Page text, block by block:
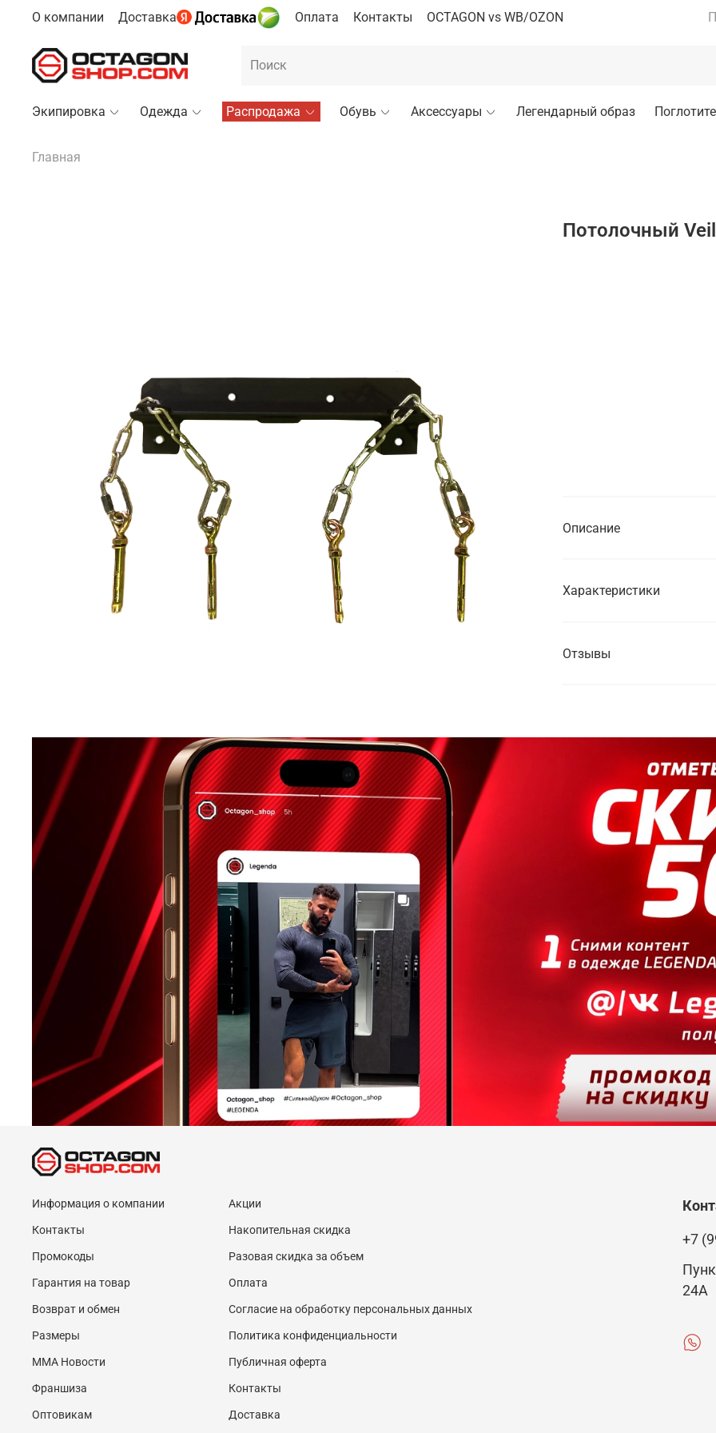
О компании Доставка Оплата Контакты OCTAGON vs WB/OZON
Экипировка Одежда Распродажа Обувь Аксессуары Легендарный образ
Главная
Потолочный
Описание
Характеристики
Отзывы
Информация о компании
Контакты
Промокоды
Гарантия на товар
Возврат и обмен
Размеры
MMA Новости
Франшиза
Оптовикам
Акции
Накопительная скидка
Разовая скидка за объем
Оплата
Согласие на обработку персональных данных
Политика конфиденциальности
Публичная оферта
Контакты
Доставка
+7
24А